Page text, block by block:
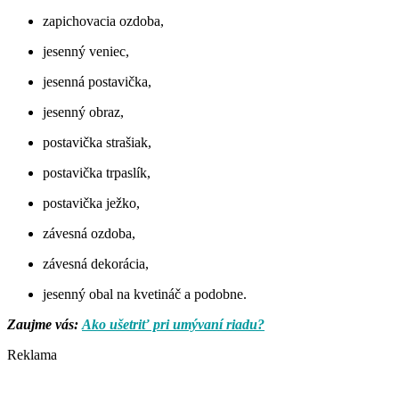
zapichovacia ozdoba,
jesenný veniec,
jesenná postavička,
jesenný obraz,
postavička strašiak,
postavička trpaslík,
postavička ježko,
závesná ozdoba,
závesná dekorácia,
jesenný obal na kvetináč a podobne.
Zaujme vás: Ako ušetriť pri umývaní riadu?
Reklama